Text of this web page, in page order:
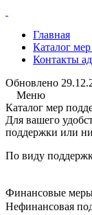
Главная
Каталог
Контакты
Обновлено
Меню
Каталог мер
Для вашего
поддержки или
По виду
Финансовые
Нефинансовая